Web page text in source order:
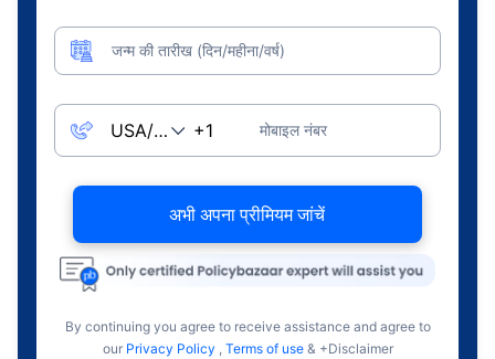
जन्म की तारीख (दिन/महीना/वर्ष)
मोबाइल नंबर
अभी अपना प्रीमियम जांचें
By continuing you agree to receive assistance and agree to
our Privacy Policy , Terms of use & +Disclaimer